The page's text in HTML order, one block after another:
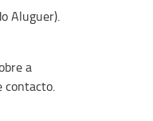
Aluguer).
a
contacto.